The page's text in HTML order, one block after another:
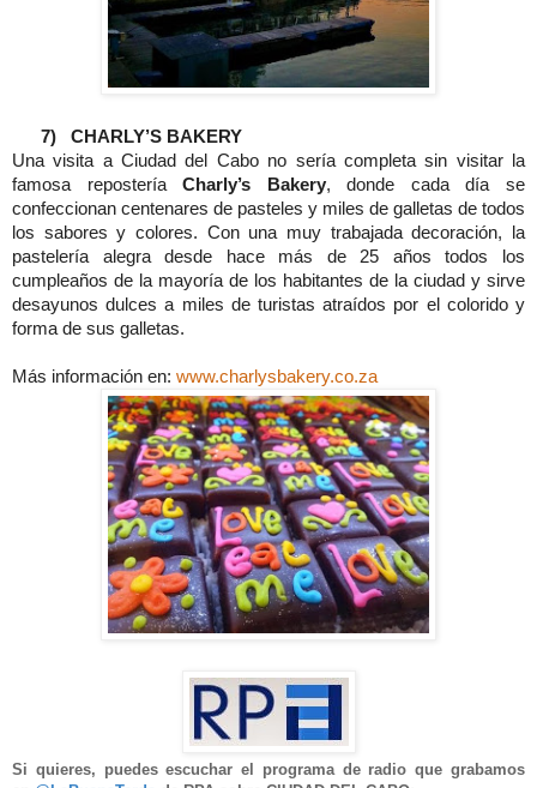
7)
CHARLY’S BAKERY
Una visita a Ciudad del Cabo no sería completa sin visitar la
famosa reposteríaCharly’s Bakery, donde cada día se
confeccionan centenares de pasteles y miles de galletas de todos
los sabores y colores. Con una muy trabajada decoración, la
pastelería alegra desde hace más de 25 años todos los
cumpleaños de la mayoría de los habitantes de la ciudad y sirve
desayunos dulces a miles de turistas atraídos por el colorido y
forma de sus galletas.
Más información en: www.charlysbakery.co.za
Si quieres, puedes escuchar el programa de radio que grabamos